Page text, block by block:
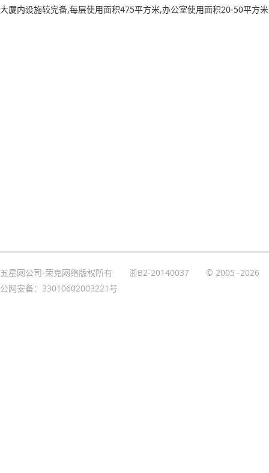
大厦内设施较完备,每层使用面积475平方米,办公室使用面积20-50平方
五星网公司-荣克网络版权所有 浙B2-20140037 © 2005 -2026
公网安备：33010602003221号